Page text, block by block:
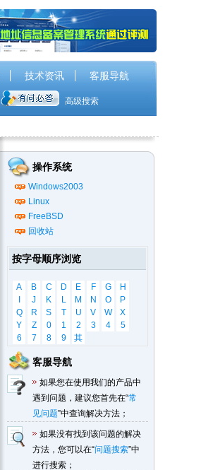
技术资讯 客服导航
高级搜索
操作系统
Windows2003
Linux
FreeBSD
回收站
按字母顺序浏览
A B C D E F G
H
J K L M N O
P
Q
R S T U V W
X
Y
Z 0 1 2 3 4
5
6
7 8 9
其
客服导航
如果您在使用我们的产品中
遇到问题，建议您首先在“常
见问题”中查询解决方法；
如果没有找到该问题的解决
方法，您可以在“问题搜索”中
进行搜索；